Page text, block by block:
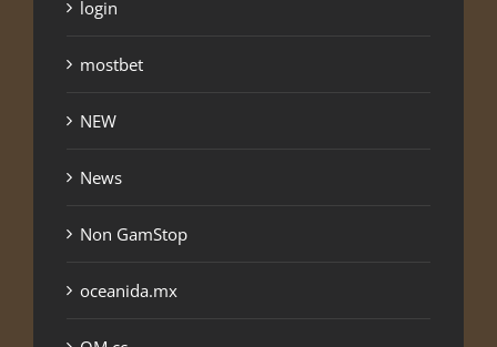
login
mostbet
NEW
News
Non GamStop
oceanida.mx